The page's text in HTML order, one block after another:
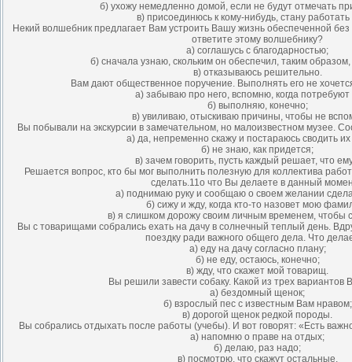
б) ухожу немедленно домой, если не будут отмечать
в) присоединюсь к кому-нибудь, стану работать
Некий волшебник предлагает Вам устроить Вашу жизнь обеспеченной
ответите этому волшебнику?
а) соглашусь с благодарностью;
б) сначала узнаю, скольким он обеспечил, таким
в) отказываюсь решительно.
Вам дают общественное поручение. Выполнять его не
а) забываю про него, вспомню, когда потребуют
б) выполняю, конечно;
в) увиливаю, отыскиваю причины, чтобы не
Вы побывали на экскурсии в замечательном, но малоизвестном музее.
а) да, непременно скажу и постараюсь сводить их
б) не знаю, как придется;
в) зачем говорить, пусть каждый решает, что
Решается вопрос, кто бы мог выполнить полезную для коллектива
сделать.11о что Вы делаете в данный
а) поднимаю руку и сообщаю о своем желании
б) сижу и жду, когда кто-то назовет мою
в) я слишком дорожу своим личным временем, чтобы
Вы с товарищами собрались ехать на дачу в солнечный теплый день.
поездку ради важного общего дела. Что
а) еду на дачу согласно плану;
б) не еду, остаюсь, конечно;
в) жду, что скажет мой товарищ.
Вы решили завести собаку. Какой из трех вариантов
а) бездомный щенок;
б) взрослый пес с известным Вам нравом;
в) дорогой щенок редкой породы.
Вы собрались отдыхать после работы (учебы). И вот говорят: «Есть
а) напомню о праве на отдых;
б) делаю, раз надо;
в) посмотрю, что скажут остальные.